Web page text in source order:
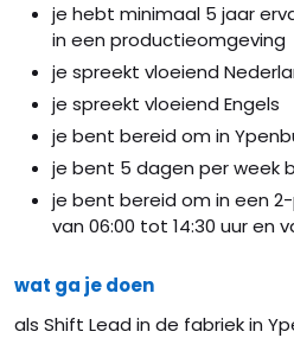
je hebt minimaal 5 jaar
in een productieomgeving
je spreekt vloeiend
je spreekt vloeiend Engels
je bent bereid om in
je bent 5 dagen per week
je bent bereid om in een
van 06:00 tot 14:30 uur en
wat ga je doen
als Shift Lead in de fabriek in